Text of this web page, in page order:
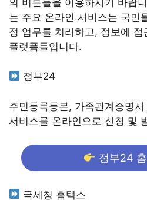
는 주요 온라인 서비스는 국민
정 업무를 처리하고, 정보에
플랫폼들입니다.
정부24
주민등록등본, 가족관계증명
서비스를 온라인으로 신청 및
정부24
국세청 홈택스